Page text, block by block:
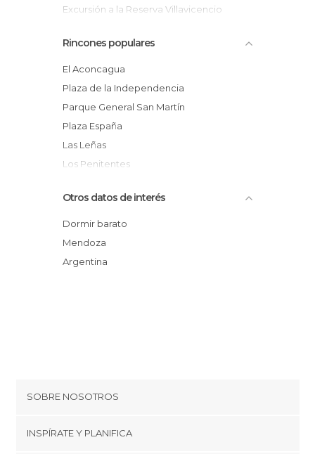
Plazas en Mendoza
Sitios insólitos en Mendoza
Zoos en Mendoza
Excursión a la Reserva Villavicencio
Excursión de alta montaña por los Andes
desde Mendoza
Tour privado por las bodegas de Maipú
Tour por las bodegas de Mendoza
Rincones populares
El Aconcagua
Plaza de la Independencia
Parque General San Martín
Plaza España
Las Leñas
Los Penitentes
Mendoza Wine Experience
Rafting en los Andes
Paseo Peatonal Sarmiento
Centro de la ciudad
Otros datos de interés
Dormir barato
Mendoza
Argentina
SOBRE NOSOTROS
Cookies
INSPÍRATE Y PLANIFICA